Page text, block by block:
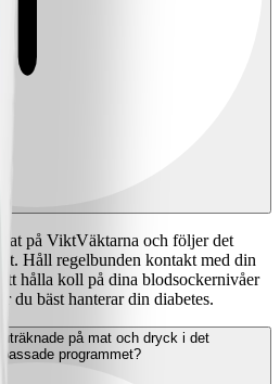
på ViktVäktarna och följer det
Håll regelbunden kontakt med din
hålla koll på dina blodsockernivåer
du bäst hanterar din diabetes.
på mat och dryck i det
programmet?